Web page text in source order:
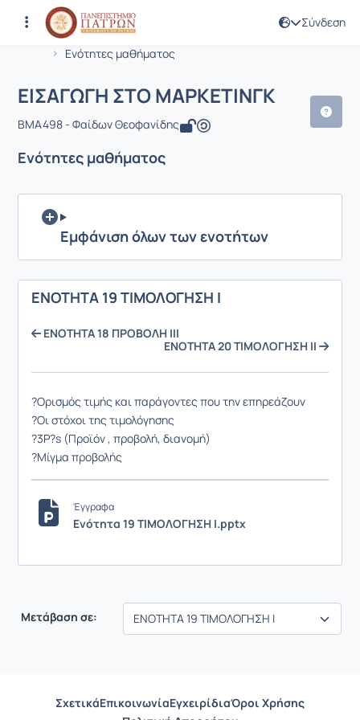
Σύνδεση
Αρχική Σελίδα
Ενότητες μαθήματος
Μάθημα : ΕΙΣΑΓΩΓΗ ΣΤΟ ΜΑΡΚΕΤΙΝΓΚ
Κωδικός : BMA498
ΕΙΣΑΓΩΓΗ ΣΤΟ ΜΑΡΚΕΤΙΝΓΚ
BMA498 - Φαίδων Θεοφανίδης
Ενότητες μαθήματος
Εμφάνιση όλων των ενοτήτων
ΕΝΟΤΗΤΑ 19 ΤΙΜΟΛΟΓΗΣΗ Ι
ΕΝΟΤΗΤΑ 18 ΠΡΟΒΟΛΗ ΙΙΙ
ΕΝΟΤΗΤΑ 20 ΤΙΜΟΛΟΓΗΣΗ ΙΙ
?Ορισμός τιμής και παράγοντες που την επηρεάζουν
?Οι στόχοι της τιμολόγησης
?3P?s (Προϊόν , προβολή, διανομή)
?Μίγμα προβολής
Έγγραφα
Ενότητα 19 ΤΙΜΟΛΟΓΗΣΗ I.pptx
Μετάβαση σε:
ΣχετικάΕπικοινωνίαΕγχειρίδιαΌροι Χρήσης